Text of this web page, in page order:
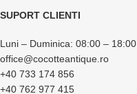
SUPORT CLIENTI
Luni – Duminica: 08:00 – 18:00
office@cocotteantique.ro
+40 733 174 856
+40 762 977 415